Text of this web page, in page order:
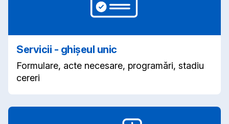
Servicii - ghișeul unic
Formulare, acte necesare, programări, stadiu
cereri